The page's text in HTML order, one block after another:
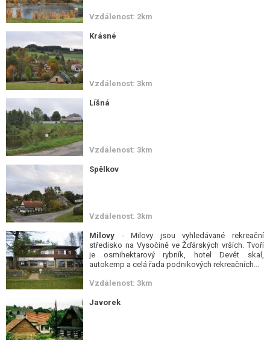
Vzdálenost: 2km
Krásné
Vzdálenost: 3km
Líšná
Vzdálenost: 3km
Spělkov
Vzdálenost: 3km
Milovy - Milovy jsou vyhledávané rekreační
středisko na Vysočině ve Žďárských vrších. Tvoří
je osmihektarový rybník, hotel Devět skal,
autokemp a celá řada podnikových rekreačních...
Vzdálenost: 3km
Javorek